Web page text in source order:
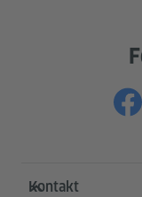
Service- und
Kontakt